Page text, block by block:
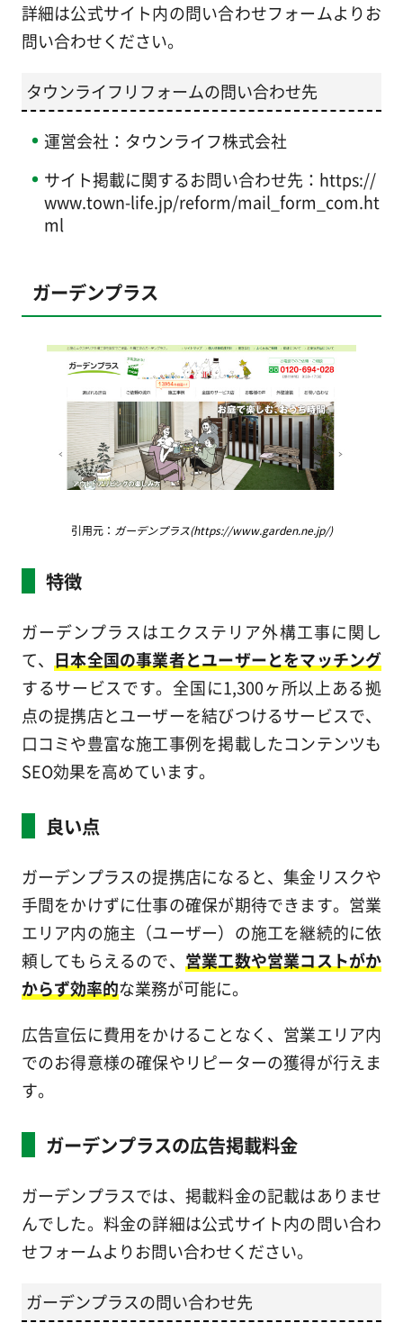
詳細は公式サイト内の問い合わせフォームよりお
問い合わせください。
タウンライフリフォームの問い合わせ先
運営会社：タウンライフ株式会社
サイト掲載に関するお問い合わせ先：https://
www.town-life.jp/reform/mail_form_com.ht
ml
ガーデンプラス
引用元： ガーデンプラス(https://www.garden.ne.jp/)
特徴
ガーデンプラスはエクステリア外構工事に関し
て、 日本全国の事業者とユーザーとをマッチング
するサービスです。全国に1,300ヶ所以上ある拠
点の提携店とユーザーを結びつけるサービスで、
口コミや豊富な施工事例を掲載したコンテンツも
SEO効果を高めています。
良い点
ガーデンプラスの提携店になると、集金リスクや
手間をかけずに仕事の確保が期待できます。営業
エリア内の施主（ユーザー）の施工を継続的に依
頼してもらえるので、 営業工数や営業コストがか
からず効率的な業務が可能に。
広告宣伝に費用をかけることなく、営業エリア内
でのお得意様の確保やリピーターの獲得が行えま
す。
ガーデンプラスの広告掲載料金
ガーデンプラスでは、掲載料金の記載はありませ
んでした。料金の詳細は公式サイト内の問い合わ
せフォームよりお問い合わせください。
ガーデンプラスの問い合わせ先